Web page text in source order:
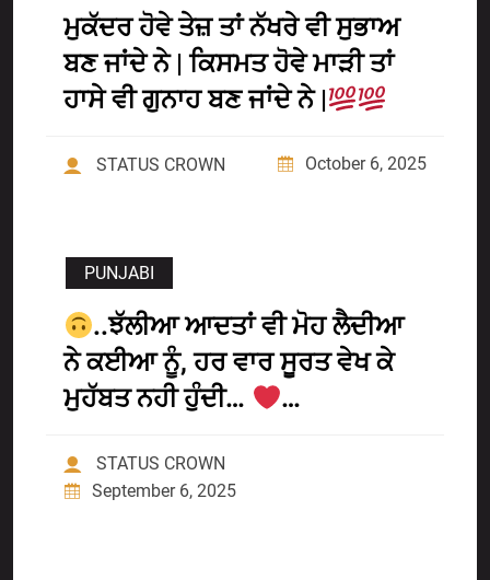
ਮੁਕੱਦਰ ਹੋਵੇ ਤੇਜ਼ ਤਾਂ ਨੱਖਰੇ ਵੀ ਸੁਭਾਅ
ਬਣ ਜਾਂਦੇ ਨੇ | ਕਿਸਮਤ ਹੋਵੇ ਮਾੜੀ ਤਾਂ
ਹਾਸੇ ਵੀ ਗੁਨਾਹ ਬਣ ਜਾਂਦੇ ਨੇ |
STATUS CROWN October 6, 2025
PUNJABI
..ਝੱਲੀਆ ਆਦਤਾਂ ਵੀ ਮੋਹ ਲੈਦੀਆ
ਨੇ ਕਈਆ ਨੂੰ, ਹਰ ਵਾਰ ਸੂਰਤ ਵੇਖ ਕੇ
ਮੁਹੱਬਤ ਨਹੀ ਹੁੰਦੀ…
…
STATUS CROWN
September 6, 2025